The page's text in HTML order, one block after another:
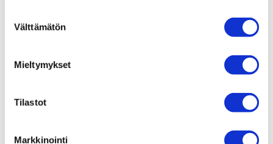
valinta
Välttämätön
Mieltymykset
Tilastot
Markkinointi